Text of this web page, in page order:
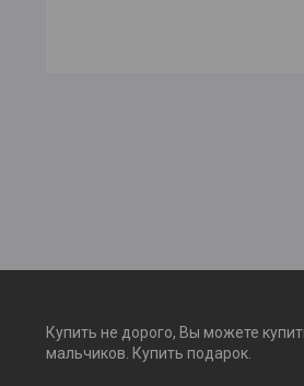
Купить не дорого, Вы можете
мальчиков. Купить подарок.